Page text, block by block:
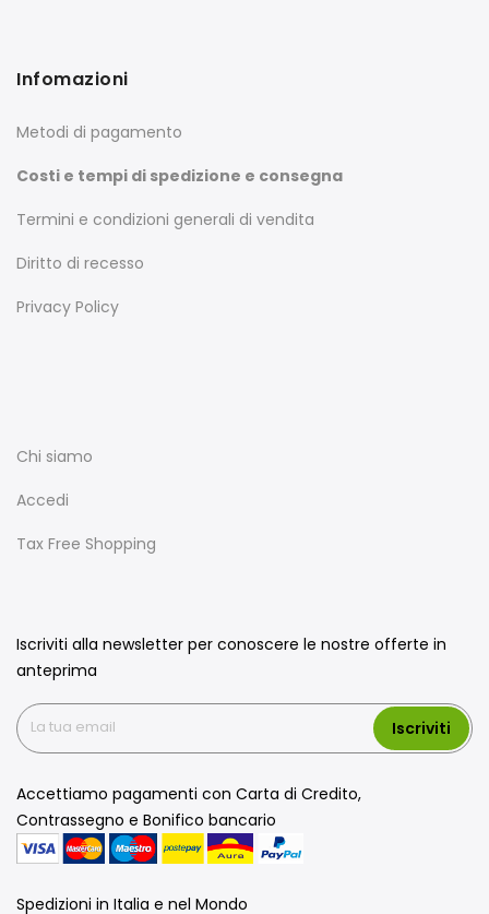
Infomazioni
Metodi di pagamento
Costi e tempi di spedizione e consegna
Termini e condizioni generali di vendita
Diritto di recesso
Privacy Policy
Chi siamo
Accedi
Tax Free Shopping
Iscriviti alla newsletter per conoscere le nostre offerte in
anteprima
Iscriviti
Accettiamo pagamenti con Carta di Credito,
Contrassegno e Bonifico bancario
Spedizioni in Italia e nel Mondo